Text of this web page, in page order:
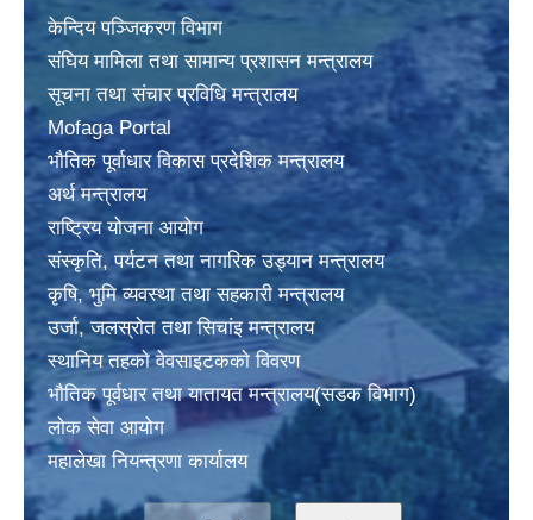
केन्दिय पञ्जिकरण विभाग
संघिय मामिला तथा सामान्य प्रशासन मन्त्रालय
सूचना तथा संचार प्रविधि मन्त्रालय
Mofaga Portal
भाैतिक पूर्वाधार विकास प्रदेशिक मन्त्रालय
अर्थ मन्त्रालय
राष्ट्रिय योजना आयोग
संस्कृति, पर्यटन तथा नागरिक उड्यान मन्त्रालय
कृषि, भुमि व्यवस्था तथा सहकारी मन्त्रालय
उर्जा, जलस्राेत तथा सिचांइ मन्त्रालय
स्थानिय तहकाे वेवसाइटककाे विवरण
भाैतिक पूर्वधार तथा यातायत मन्त्रालय(सडक विभाग)
लाेक सेवा आयोग
महालेखा नियन्त्रणा कार्यालय